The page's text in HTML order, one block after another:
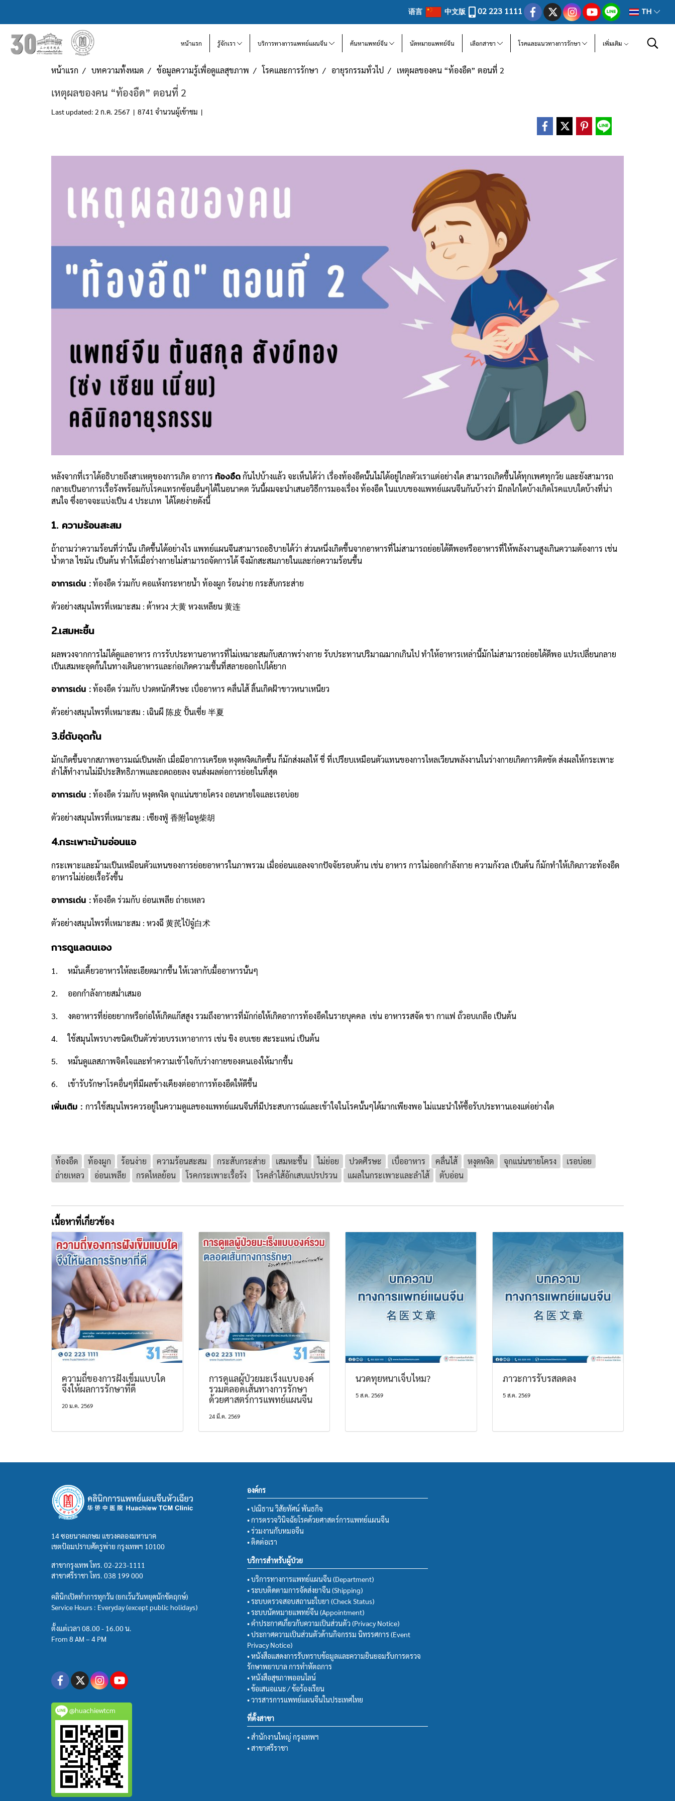
语言 中文版 02 223 1111 TH
หน้าแรก รู้จักเรา บริการทางการแพทย์แผนจีน ค้นหาแพทย์จีน นัดหมายแพทย์จีน เลือกสาขา โรคและแนวทางการรักษา เพิ่มเติม
หน้าแรก บทความทั้งหมด ข้อมูลความรู้เพื่อดูแลสุขภาพ โรคและการรักษา อายุรกรรมทั่วไป เหตุผลของคน “ท้องอืด” ตอนที่ 2
เหตุผลของคน “ท้องอืด” ตอนที่ 2
Last updated: 2 ก.ค. 2567 | 8741 จำนวนผู้เข้าชม |
หลังจากที่เราได้อธิบายถึงสาเหตุของการเกิด อาการ ท้องอืดกันไปบ้างแล้ว จะเห็นได้ว่า เรื่องท้องอืดนั้นไม่ได้อยู่ไกลตัวเราแต่อย่างใด สามารถเกิดขึ้นได้ทุกเพศทุกวัย และยังสามารถ
กลายเป็นอาการเรื้อรังพร้อมกับโรคแทรกซ้อนอื่นๆได้ในอนาคต วันนี้ผมจะนำเสนอวิธีการมองเรื่อง ท้องอืด ในแบบของแพทย์แผนจีนกันบ้างว่า มีกลไกใดบ้างเกิดโรคแบบใดบ้างที่น่า
สนใจ ซึ่งอาจจะแบ่งเป็น 4 ประเภท ได้โดยง่ายดังนี้
1. ความร้อนสะสม
ถ้าถามว่าความร้อนที่ว่านั้น เกิดขึ้นได้อย่างไร แพทย์แผนจีนสามารถอธิบายได้ว่า ส่วนหนึ่งเกิดขึ้นจากอาหารที่ไม่สามารถย่อยได้ดีพอหรืออาหารที่ให้พลังงานสูงเกินความต้องการ เช่น
น้ำตาล ไขมัน เป็นต้น ทำให้เมื่อร่างกายไม่สามารถจัดการได้ จึงมักสะสมภายในและก่อความร้อนขึ้น
อาการเด่น :ท้องอืด ร่วมกับ คอแห้งกระหายน้ำ ท้องผูก ร้อนง่าย กระสับกระส่าย
ตัวอย่างสมุนไพรที่เหมาะสม : ต้าหวง 大黄 หวงเหลียน 黄连
2.เสมหะชื้น
ผลพวงจากการไม่ได้ดูแลอาหาร การรับประทานอาหารที่ไม่เหมาะสมกับสภาพร่างกาย รับประทานปริมาณมากเกินไป ทำให้อาหารเหล่านี้มักไม่สามารถย่อยได้ดีพอ แปรเปลี่ยนกลาย
เป็นเสมหะอุดกั้นในทางเดินอาหารและก่อเกิดความชื้นที่สลายออกไปได้ยาก
อาการเด่น :ท้องอืด ร่วมกับ ปวดหนักศีรษะ เบื่ออาหาร คลื่นไส้ ลิ้นเกิดฝ้าขาวหนาเหนียว
ตัวอย่างสมุนไพรที่เหมาะสม : เฉินผี 陈皮 ปั้นเซี่ย 半夏
3.ชี่ตับอุดกั้น
มักเกิดขึ้นจากสภาพอารมณ์เป็นหลัก เมื่อมีอาการเครียด หงุดหงิดเกิดขึ้น ก็มักส่งผลให้ ชี่ ที่เปรียบเหมือนตัวแทนของการไหลเวียนพลังงานในร่างกายเกิดการติดขัด ส่งผลให้กระเพาะ
ลำไส้ทำงานไม่มีประสิทธิภาพและถดถอยลง จนส่งผลต่อการย่อยในที่สุด
อาการเด่น :ท้องอืด ร่วมกับ หงุดหงิด จุกแน่นชายโครง ถอนหายใจและเรอบ่อย
ตัวอย่างสมุนไพรที่เหมาะสม : เซียงฟู่ 香附ไฉหู柴胡
4.กระเพาะม้ามอ่อนแอ
กระเพาะและม้ามเป็นเหมือนตัวแทนของการย่อยอาหารในภาพรวม เมื่ออ่อนแอลงจากปัจจัยรอบด้าน เช่น อาหาร การไม่ออกกำลังกาย ความกังวล เป็นต้น ก็มักทำให้เกิดภาวะท้องอืด
อาหารไม่ย่อยเรื้อรังขึ้น
อาการเด่น :ท้องอืด ร่วมกับ อ่อนเพลีย ถ่ายเหลว
ตัวอย่างสมุนไพรที่เหมาะสม : หวงฉี 黄芪ไป๋จู๋白术
การดูแลตนเอง
1. หมั่นเคี้ยวอาหารให้ละเอียดมากขึ้น ให้เวลากับมื้ออาหารนั้นๆ
2. ออกกำลังกายสม่ำเสมอ
3. งดอาหารที่ย่อยยากหรือก่อให้เกิดแก๊สสูง รวมถึงอาหารที่มักก่อให้เกิดอาการท้องอืดในรายบุคคล เช่น อาหารรสจัด ชา กาแฟ ถั่วอบเกลือ เป็นต้น
4. ใช้สมุนไพรบางชนิดเป็นตัวช่วยบรรเทาอาการ เช่น ขิง อบเชย สะระแหน่ เป็นต้น
5. หมั่นดูแลสภาพจิตใจและทำความเข้าใจกับร่างกายของตนเองให้มากขึ้น
6. เข้ารับรักษาโรคอื่นๆที่มีผลข้างเคียงต่ออาการท้องอืดให้ดีขึ้น
เพิ่มเติม : การใช้สมุนไพรควรอยู่ในความดูแลของแพทย์แผนจีนที่มีประสบการณ์และเข้าใจในโรคนั้นๆได้มากเพียงพอ ไม่แนะนำให้ซื้อรับประทานเองแต่อย่างใด
ท้องอืด ท้องผูก ร้อนง่าย ความร้อนสะสม กระสับกระส่าย เสมหะชื้น ไม่ย่อย ปวดศีรษะ เบื่ออาหาร คลื่นไส้ หงุดหงิด จุกแน่นชายโครง
เรอบ่อย
ถ่ายเหลว
อ่อนเพลีย กรดไหลย้อน โรคกระเพาะเรื้อรัง โรคลำไส้อักเสบแปรปรวน แผลในกระเพาะและลำไส้ ตับอ่อน
เนื้อหาที่เกี่ยวข้อง
ความถี่ของการฝังเข็มแบบใด
จึงให้ผลการรักษาที่ดี
20 ม.ค. 2569
การดูแลผู้ป่วยมะเร็งแบบองค์
รวมตลอดเส้นทางการรักษา
ด้วยศาสตร์การแพทย์แผนจีน
24 มี.ค. 2569
นวดทุยหนาเจ็บไหม?
5 ส.ค. 2569
ภาวะการรับรสลดลง
5 ส.ค. 2569
14 ซอยนาคเกษม แขวงคลองมหานาค
เขตป้อมปราบศัตรูพ่าย กรุงเทพฯ 10100
สาขากรุงเทพ โทร. 02-223-1111
สาขาศรีราชา โทร. 038 199 000
คลินิกเปิดทำการทุกวัน (ยกเว้นวันหยุดนักขัตฤกษ์)
Service Hours : Everyday (except public holidays)
ตั้งแต่เวลา 08.00 - 16.00 น.
From 8 AM – 4 PM
@huachiewtcm
องค์กร
• ปณิธาน วิสัยทัศน์ พันธกิจ
• การตรวจวินิจฉัยโรคด้วยศาสตร์การแพทย์แผนจีน
• ร่วมงานกับหมอจีน
• ติดต่อเรา
บริการสำหรับผู้ป่วย
• บริการทางการแพทย์แผนจีน (Department)
• ระบบติดตามการจัดส่งยาจีน (Shipping)
• ระบบตรวจสอบสถานะใบยา (Check Status)
• ระบบนัดหมายแพทย์จีน (Appointment)
• คำประกาศเกี่ยวกับความเป็นส่วนตัว (Privacy Notice)
• ประกาศความเป็นส่วนตัวด้านกิจกรรม นิทรรศการ (Event
Privacy Notice)
• หนังสือแสดงการรับทราบข้อมูลและความยินยอมรับการตรวจ
รักษาพยาบาล การทำหัตถการ
• หนังสือสุขภาพออนไลน์
• ข้อเสนอแนะ / ข้อร้องเรียน
• วารสารการแพทย์แผนจีนในประเทศไทย
ที่ตั้งสาขา
• สำนักงานใหญ่ กรุงเทพฯ
• สาขาศรีราชา